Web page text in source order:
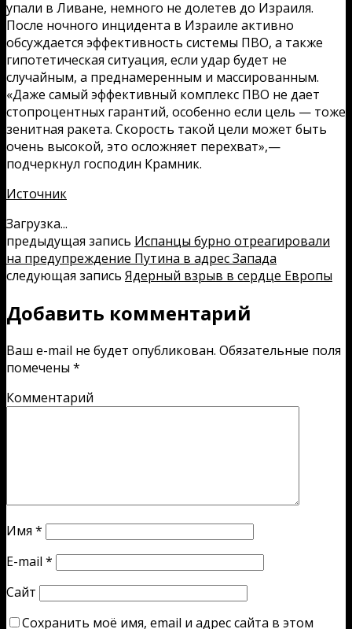
упали в Ливане, немного не долетев до Израиля.
После ночного инцидента в Израиле активно
обсуждается эффективность системы ПВО, а также
гипотетическая ситуация, если удар будет не
случайным, а преднамеренным и массированным.
«Даже самый эффективный комплекс ПВО не дает
стопроцентных гарантий, особенно если цель — тоже
зенитная ракета. Скорость такой цели может быть
очень высокой, это осложняет перехват»,—
подчеркнул господин Крамник.
Источник
Загрузка...
предыдущая запись Испанцы бурно отреагировали
на предупреждение Путина в адрес Запада
следующая запись Ядерный взрыв в сердце Европы
Добавить комментарий
Ваш e-mail не будет опубликован. Обязательные поля
помечены *
Комментарий
Имя *
E-mail *
Сайт
Сохранить моё имя, email и адрес сайта в этом